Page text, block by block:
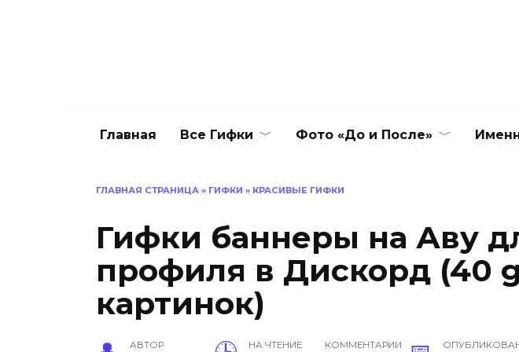
Главная Все Гифки Фото «До и После»
ГЛАВНАЯ СТРАНИЦА » ГИФКИ » КРАСИВЫЕ ГИФКИ
Гифки баннеры на Аву
профиля в Дискорд (40
картинок)
АВТОР НА ЧТЕНИЕ КОММЕНТАРИИ